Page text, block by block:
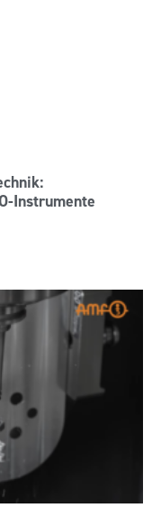
Instrumente